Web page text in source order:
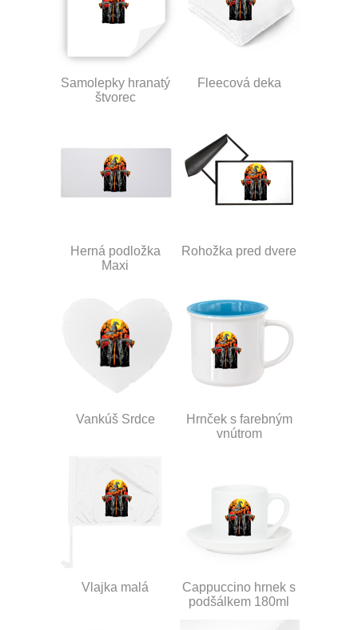
Samolepky hranatý
štvorec
Fleecová deka
Herná podložka
Maxi
Rohožka pred dvere
Vankúš Srdce
Hrnček s farebným
vnútrom
Vlajka malá
Cappuccino hrnek s
podšálkem 180ml